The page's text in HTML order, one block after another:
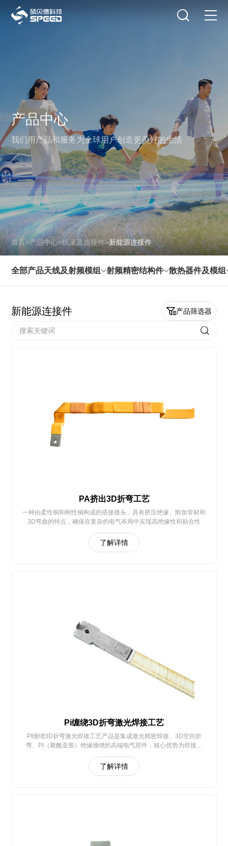
解决方案
创新与技术
智能制造
可持续发展
关于我们
投资者关系
选择语言 在线咨询
产品中心
我们用产品和服务为全球用户创造更美好的生活
首页>产品中心>线束及连接件>新能源连接件
全部产品天线及射频模组 射频精密结构件 散热器件及模组
新能源连接件 产品筛选器
PA挤出3D折弯工艺
一种由柔性铜和刚性铜构成的搭接接头，具有挤压绝缘、附加管材和
3D弯曲的特点，确保在复杂的电气布局中实现高绝缘性和贴合性
了解详情
Pi缠绕3D折弯激光焊接工艺
PI缠绕3D折弯激光焊接工艺产品是集成激光精密焊接、3D空间折
弯、PI（聚酰亚胺）绝缘缠绕的高端电气部件，核心优势为焊接可
了解详情